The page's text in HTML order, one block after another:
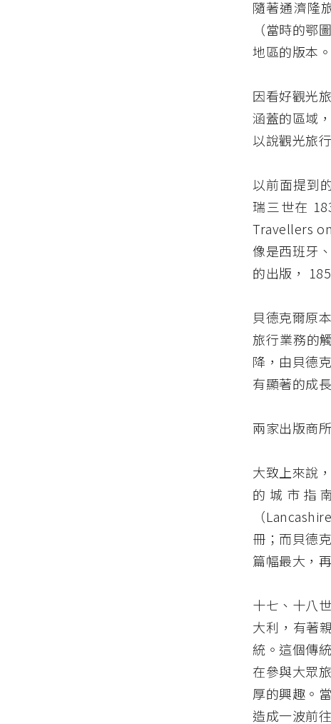
隨著通濟隆
（當時的鄂
地區的版本。
因看好觀光
涵蓋的區域
以說觀光旅
以前面提到
瑞三世在
Travellers
像是西班牙
的出版，
貝德克爾原
旅行業務的
降，由貝德
有顯著的成
兩家出版商
大致上來說
的城市指
（
冊；而貝德
篇幅最大，
十七、十八
大利，有著
統。這個傳
在參與大眾
厚的興趣。
造成一波前